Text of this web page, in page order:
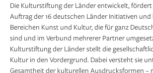
Die Kulturstiftung der Länder entwickelt,
Auftrag der 16 deutschen Länder Initiativen und
Bereichen Kunst und Kultur, die für ganz
sind und im Verbund mehrerer Partner
Kulturstiftung der Länder stellt die
Kultur in den Vordergrund. Dabei versteht sie
Gesamtheit der kulturellen Ausdrucksformen –